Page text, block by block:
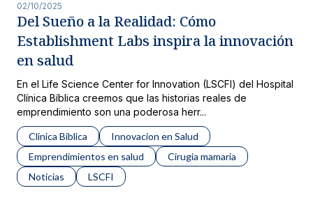
02/10/2025
Del Sueño a la Realidad: Cómo
Establishment Labs inspira la innovación
en salud
En el Life Science Center for Innovation (LSCFI) del Hospital
Clínica Bíblica creemos que las historias reales de
emprendimiento son una poderosa herr...
Clinica Biblica
Innovacion en Salud
Emprendimientos en salud
Cirugia mamaria
Noticias
LSCFI